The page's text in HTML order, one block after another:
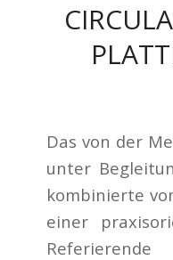
Das von der
unter
kombinierte
einer